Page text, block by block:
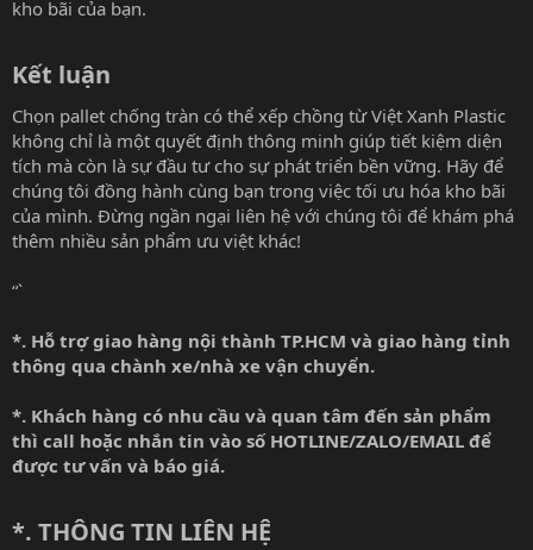
kho bãi của bạn.
Kết luận​
Chọn pallet chống tràn có thể xếp chồng từ Việt Xanh Plastic
không chỉ là một quyết định thông minh giúp tiết kiệm diện
tích mà còn là sự đầu tư cho sự phát triển bền vững. Hãy để
chúng tôi đồng hành cùng bạn trong việc tối ưu hóa kho bãi
của mình. Đừng ngần ngại liên hệ với chúng tôi để khám phá
thêm nhiều sản phẩm ưu việt khác!
“`
*. Hỗ trợ giao hàng nội thành TP.HCM và giao hàng tỉnh
thông qua chành xe/nhà xe vận chuyển.
*. Khách hàng có nhu cầu và quan tâm đến sản phẩm
thì call hoặc nhắn tin vào số HOTLINE/ZALO/EMAIL để
được tư vấn và báo giá.
*. THÔNG TIN LIÊN HỆ